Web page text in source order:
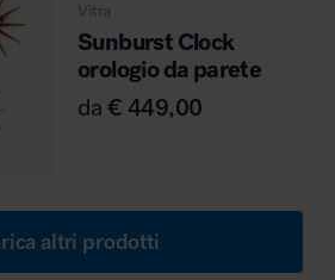
Vitra
Sunburst Clock
orologio da parete
da€ 449,00
altri prodotti